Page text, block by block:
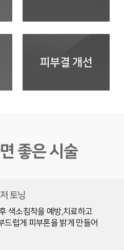
피부결 개선
좋은 시술
토닝
색소침착을 예방,치료하고
드럽게 피부톤을 밝게 만들어